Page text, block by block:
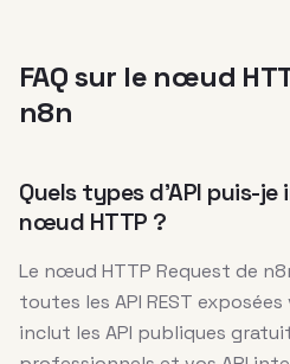
FAQ sur le nœud
n8n
Quels types d’API puis-
nœud HTTP ?
Le nœud HTTP Request de
toutes les API REST exposées
inclut les API publiques